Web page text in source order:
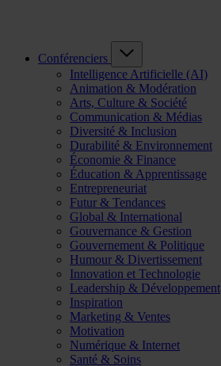
Conférenciers
Intelligence Artificielle (AI)
Animation & Modération
Arts, Culture & Société
Communication & Médias
Diversité & Inclusion
Durabilité & Environnement
Économie & Finance
Éducation & Apprentissage
Entrepreneuriat
Futur & Tendances
Global & International
Gouvernance & Gestion
Gouvernement & Politique
Humour & Divertissement
Innovation et Technologie
Leadership & Développement
Inspiration
Marketing & Ventes
Motivation
Numérique & Internet
Santé & Soins